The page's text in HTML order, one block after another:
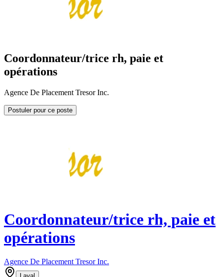
Coordonnateur/trice rh, paie et
opérations
Agence De Placement Tresor Inc.
Postuler pour ce poste
Coordonnateur/trice rh, paie et
opérations
Agence De Placement Tresor Inc.